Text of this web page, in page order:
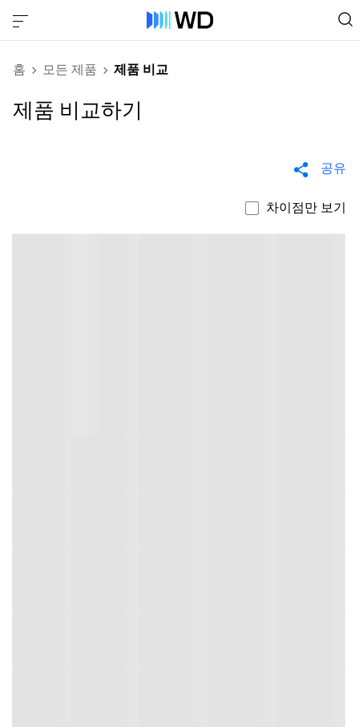
홈 모든 제품 제품 비교
제품 비교하기
공유
차이점만 보기